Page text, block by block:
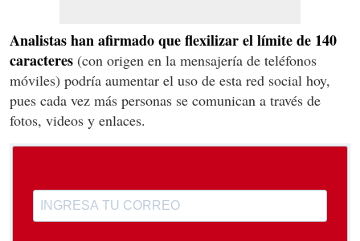
Analistas han afirmado que flexilizar el límite de 140
caracteres (con origen en la mensajería de teléfonos
móviles) podría aumentar el uso de esta red social hoy,
pues cada vez más personas se comunican a través de
fotos, videos y enlaces.